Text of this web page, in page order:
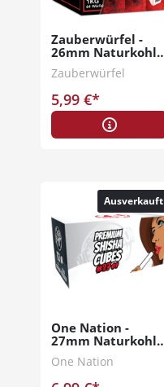
Zauberwürfel -
26mm Naturkohle
1kg
Zauberwürfel
5,99 €*
Ausverkauft
One Nation -
27mm Naturkohle
1kg
One Nation